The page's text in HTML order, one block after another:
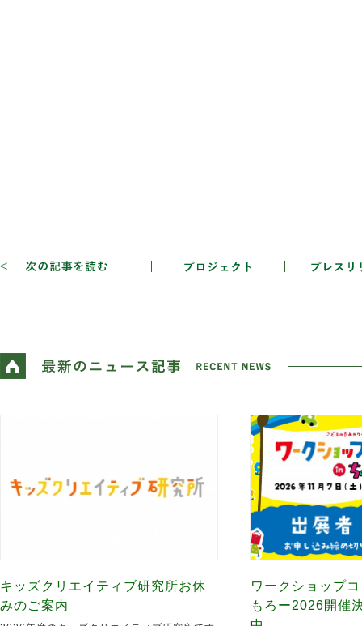
キッズクリエイティブ研究所お休
みのご案内
ワークショップ
もろー2026開催